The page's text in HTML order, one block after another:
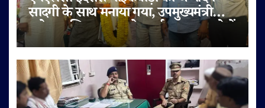
सादगी के साथ मनाया गया, उपमुख्यमंत्री
सुनेत्रा अजित पवार समेत कई गणमान्य लोगों
ने दी शुभकामनाएं